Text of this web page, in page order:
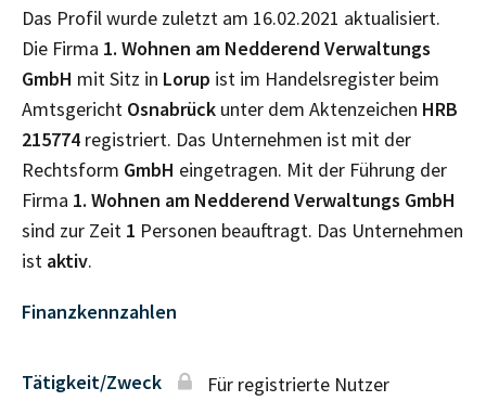
Das Profil wurde zuletzt am 16.02.2021 aktualisiert.
Die Firma 1. Wohnen am Nedderend Verwaltungs
GmbH mit Sitz in Lorup ist im Handelsregister beim
Amtsgericht Osnabrück unter dem Aktenzeichen HRB
215774 registriert. Das Unternehmen ist mit der
Rechtsform GmbH eingetragen. Mit der Führung der
Firma 1. Wohnen am Nedderend Verwaltungs GmbH
sind zur Zeit 1 Personen beauftragt. Das Unternehmen
ist aktiv.
Finanzkennzahlen
Tätigkeit/Zweck Für registrierte Nutzer